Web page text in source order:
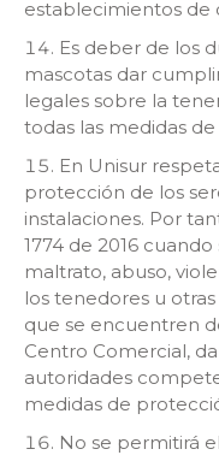
establecimientos de
Es deber de los
mascotas dar
legales sobre la
todas las medidas
En Unisur
protección de los
instalaciones. Por
1774 de 2016
maltrato, abuso,
los tenedores u
que se encuentren
Centro Comercial,
autoridades
medidas de
No se permitirá